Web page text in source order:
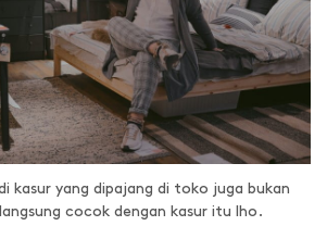
kasur yang dipajang di toko juga bukan
cocok dengan kasur itu lho.